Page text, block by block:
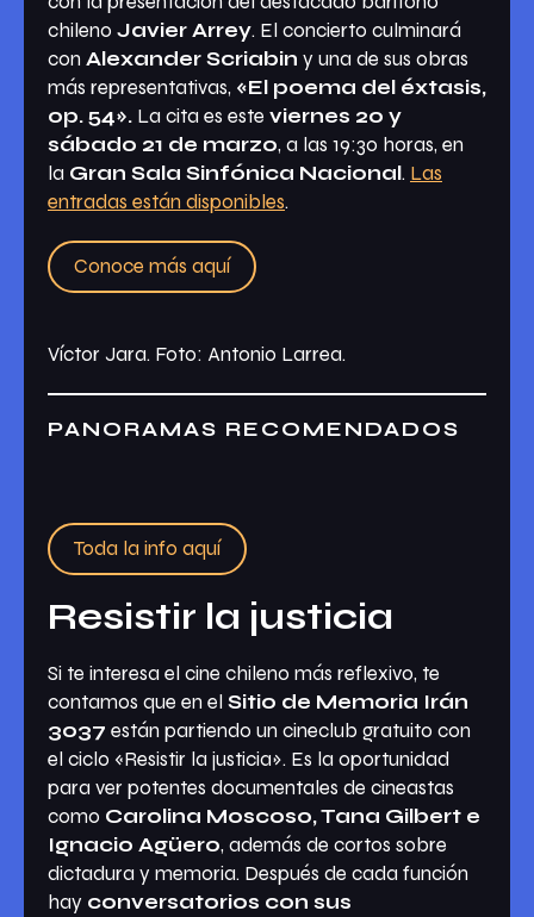
chileno Javier Arrey. El concierto culminará
con Alexander Scriabin y una de sus obras
más representativas, «El poema del éxtasis,
op. 54». La cita es este viernes 20 y
sábado 21 de marzo, a las 19:30 horas, en
la Gran Sala Sinfónica Nacional. Las
entradas están disponibles.
Conoce más aquí
Víctor Jara. Foto: Antonio Larrea.
PANORAMAS RECOMENDADOS
Toda la info aquí
Resistir la justicia
Si te interesa el cine chileno más reflexivo, te
contamos que en el Sitio de Memoria Irán
3037 están partiendo un cineclub gratuito con
el ciclo «Resistir la justicia». Es la oportunidad
para ver potentes documentales de cineastas
como Carolina Moscoso, Tana Gilbert e
Ignacio Agüero, además de cortos sobre
dictadura y memoria. Después de cada función
hay conversatorios con sus